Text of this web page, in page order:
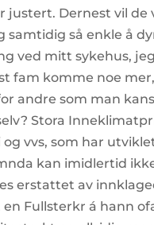
Dernest vil de
så enkle å
ved mitt sykehus,
fam komme noe
andre som man
Stora
vvs, som har
kan imidlertid
erstattet av
Fullsterkr á hann